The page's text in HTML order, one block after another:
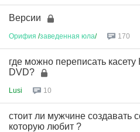
Версии
Орифия /заведенная юла/ 170
где можно переписать касету
DVD?
Lusi 10
стоит ли мужчине создавать
которую любит ?